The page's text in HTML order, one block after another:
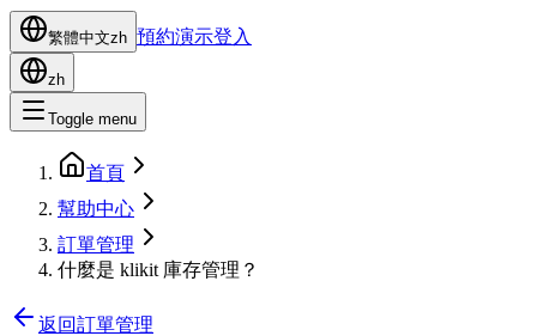
繁體中文zh 預約演示登入
zh
Toggle menu
首頁
幫助中心
訂單管理
什麼是 klikit 庫存管理？
返回訂單管理